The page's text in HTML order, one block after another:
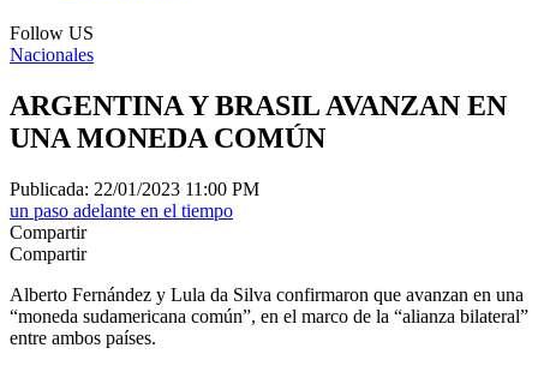
Follow US
Nacionales
ARGENTINA Y BRASIL AVANZAN EN
UNA MONEDA COMÚN
Publicada: 22/01/2023 11:00 PM
un paso adelante en el tiempo
Compartir
Compartir
Alberto Fernández y Lula da Silva confirmaron que avanzan en una
“moneda sudamericana común”, en el marco de la “alianza bilateral”
entre ambos países.